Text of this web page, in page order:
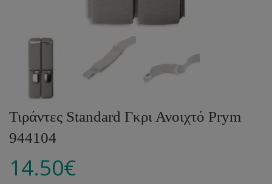
Τιράντες Standard Γκρι Ανοιχτό Prym
944104
14.50€